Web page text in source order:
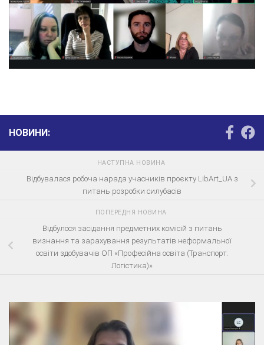
НОВИНИ:
НАСТУПНА НОВИНА
Відбувалася робоча нарада учасників проєкту LibArt_UA з
питань розробки силубасів
ПОПЕРЕДНЯ НОВИНА
Відбулося засідання предметних комісій з питань
визнання та зарахування результатів неформальної
освіти здобувачів ОП «Професійна освіта (Транспорт.
Логістика)»